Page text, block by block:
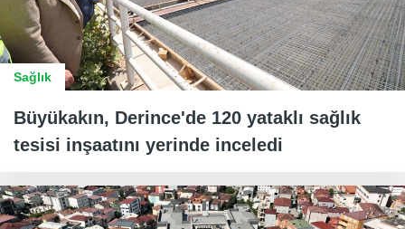
Sağlık
Büyükakın, Derince'de 120 yataklı sağlık
tesisi inşaatını yerinde inceledi